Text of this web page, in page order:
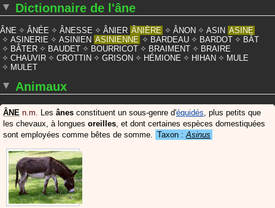
Dictionnaire de l'âne
ÂNE ÂNÉE ÂNESSE ÂNIER ÂNIÈRE ÂNON ASIN ASINE
ASINERIE
ASINIEN ASINIENNE BARDEAU BARDOT
BÂT
BÂTER
BAUDET BOURRICOT BRAIMENT
BRAIRE
CHAUVIR
CROTTIN GRISON HÉMIONE HIHAN
MULE
MULET
Animaux
ÂNE n.m. Les ânes constituent un sous-genre d'équidés, plus petits que
les chevaux, à longues oreilles, et dont certaines espèces domestiquées
sont employées comme bêtes de somme. Taxon :Asinus